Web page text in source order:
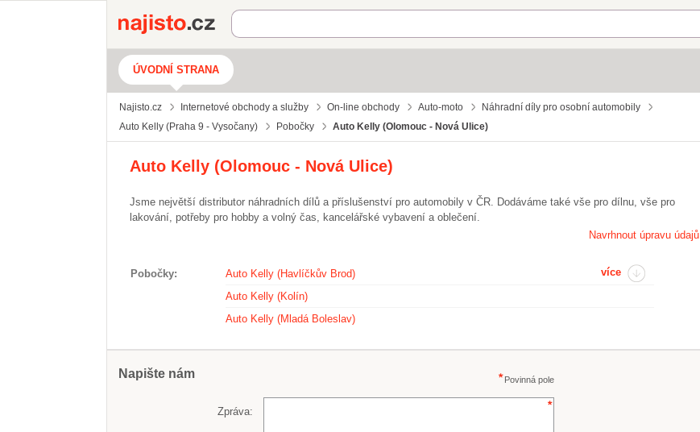
Najisto.cz
ÚVODNÍ STRANA
Najisto.cz Internetové obchody a služby On-line obchody Auto-moto
Náhradní díly pro osobní automobily
Auto Kelly (Praha 9 - Vysočany)
Pobočky Auto Kelly (Olomouc - Nová Ulice)
Auto Kelly (Olomouc - Nová Ulice)
Jsme největší distributor náhradních dílů a příslušenství pro automobily v ČR. Dodáváme také vše pro dílnu, vše pro
lakování, potřeby pro hobby a volný čas, kancelářské vybavení a oblečení.
Navrhnout úpravu údajů
Pobočky
Auto Kelly (Havlíčkův Brod)
Auto Kelly (Kolín)
Auto Kelly (Mladá Boleslav)
více
Napište nám Povinná pole
Zpráva: